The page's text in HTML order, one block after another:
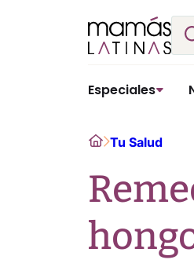
Especiales
HomeTu Salud